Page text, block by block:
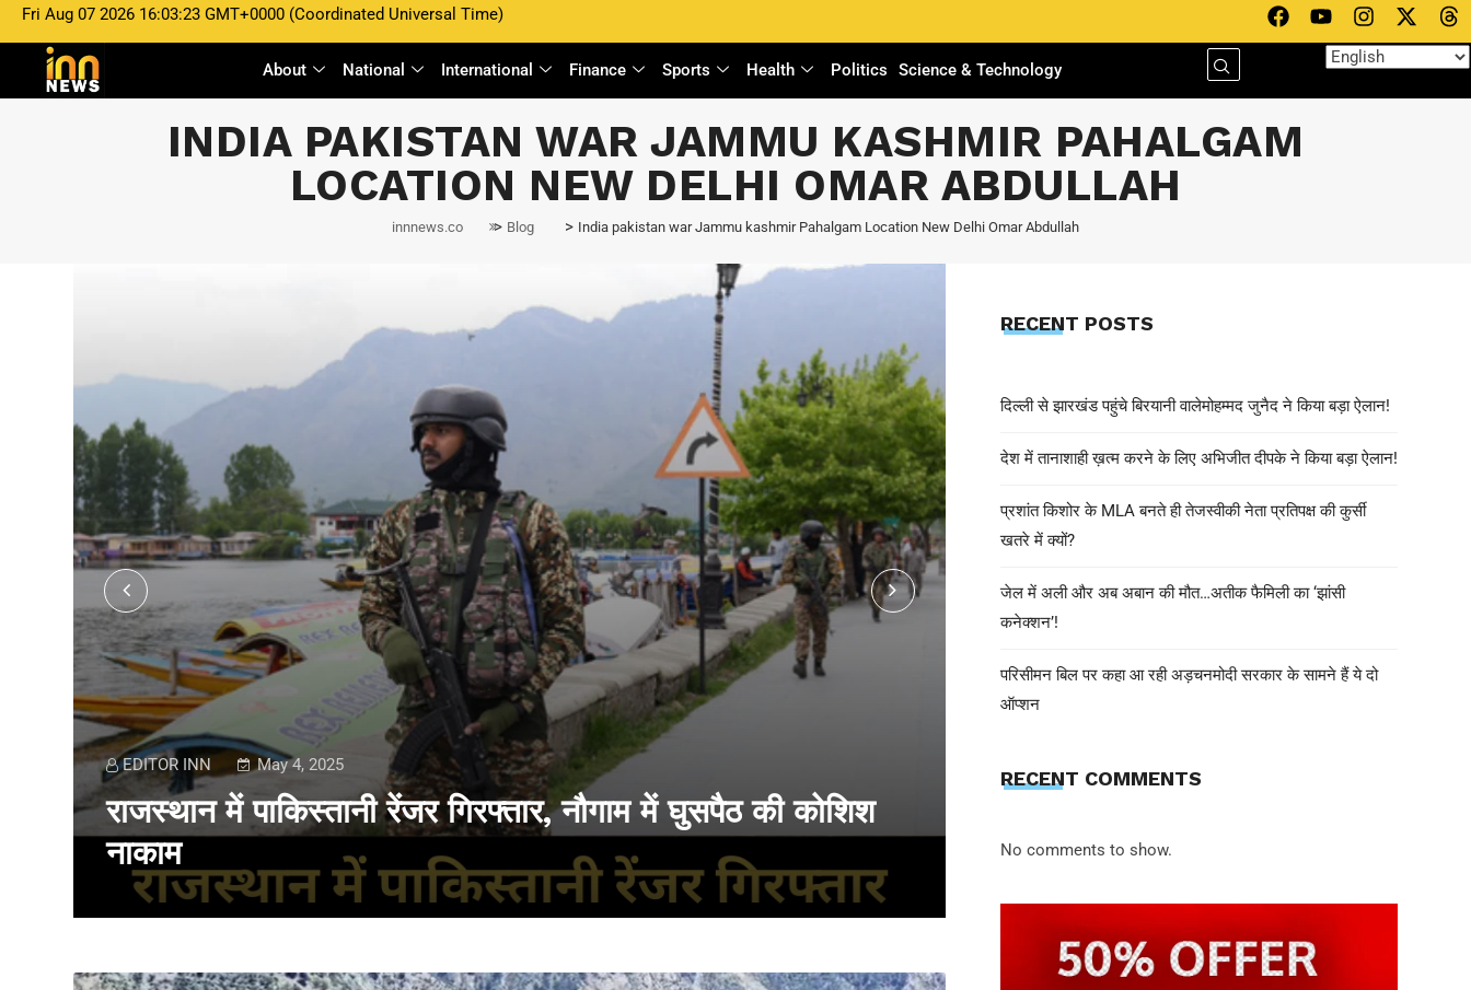
Fri Aug 07 2026 16:03:23 GMT+0000 (Coordinated Universal Time)
About National International Finance Sports Health Politics Science & Technology
INDIA PAKISTAN WAR JAMMU KASHMIR PAHALGAM
LOCATION NEW DELHI OMAR ABDULLAH
innnews.co > Blog > India pakistan war Jammu kashmir Pahalgam Location New Delhi Omar Abdullah
EDITOR INN May 4, 2025
राजस्थान में पाकिस्तानी रेंजर गिरफ्तार, नौगाम में घुसपैठ की कोशिश
नाकाम
चेनाब नदी का पानी
RECENT POSTS
दिल्ली से झारखंड पहुंचे बिरयानी वालेमोहम्मद जुनैद ने किया बड़ा ऐलान!
देश में तानाशाही ख़त्म करने के लिए अभिजीत दीपके ने किया बड़ा ऐलान!
प्रशांत किशोर के MLA बनते ही तेजस्वीकी नेता प्रतिपक्ष की कुर्सी
खतरे में क्यों?
जेल में अली और अब अबान की मौत…अतीक फैमिली का ‘झांसी
कनेक्शन’!
परिसीमन बिल पर कहा आ रही अड़चनमोदी सरकार के सामने हैं ये दो
ऑप्शन
RECENT COMMENTS
No comments to show.